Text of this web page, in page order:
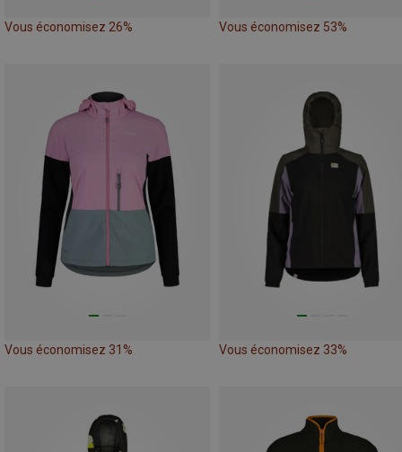
Vous économisez 26% Vous économisez 53%
Vous économisez 31% Vous économisez 33%